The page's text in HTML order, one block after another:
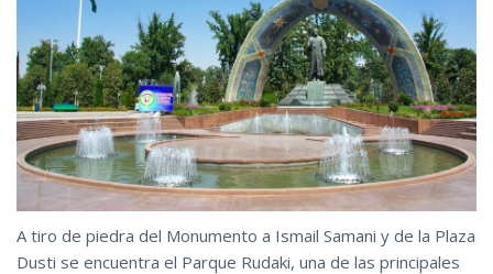
A tiro de piedra del Monumento a Ismail Samani y de la Plaza
Dusti se encuentra el Parque Rudaki, una de las principales